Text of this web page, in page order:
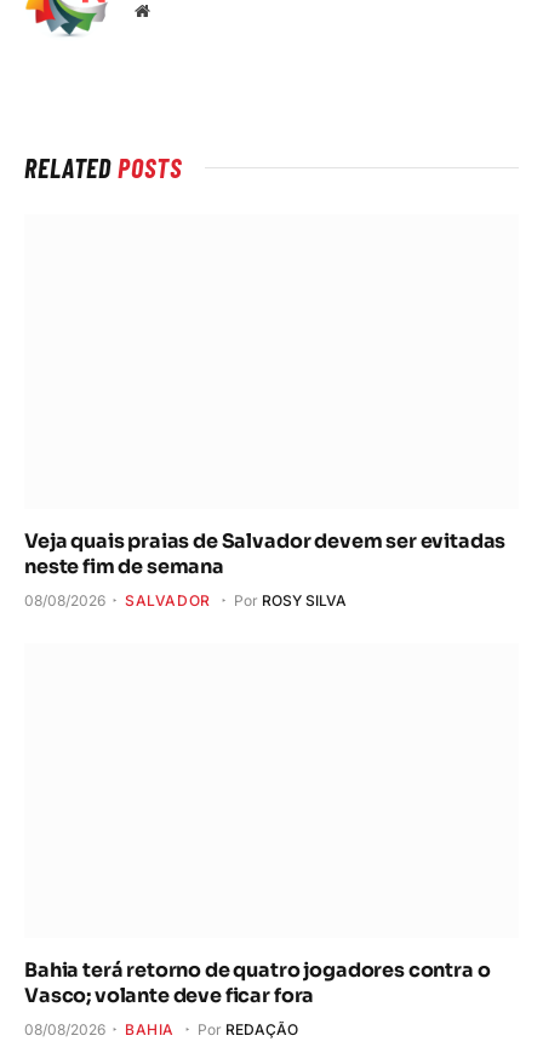
Local
RELATEDPOSTS
Veja quais praias de Salvador devem ser evitadas
neste fim de semana
08/08/2026 SALVADOR Por ROSY SILVA
Bahia terá retorno de quatro jogadores contra o
Vasco; volante deve ficar fora
08/08/2026 BAHIA Por REDAÇÃO